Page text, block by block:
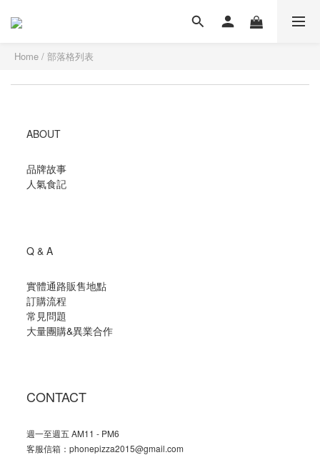
Home / 部落格列表
ABOUT
品牌故事
人氣食記
Q & A
實體通路販售地點
訂購流程
常見問題
大量團購&異業合作
CONTACT
週一至週五 AM11 - PM6
客服信箱：phonepizza2015@gmail.com